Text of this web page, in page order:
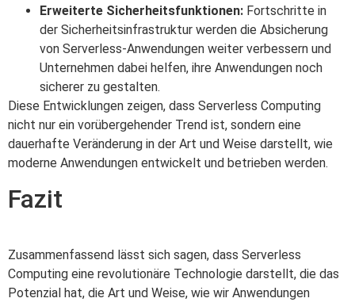
Erweiterte Sicherheitsfunktionen: Fortschritte in
der Sicherheitsinfrastruktur werden die Absicherung
von Serverless-Anwendungen weiter verbessern und
Unternehmen dabei helfen, ihre Anwendungen noch
sicherer zu gestalten.
Diese Entwicklungen zeigen, dass Serverless Computing
nicht nur ein vorübergehender Trend ist, sondern eine
dauerhafte Veränderung in der Art und Weise darstellt, wie
moderne Anwendungen entwickelt und betrieben werden.
Fazit
Zusammenfassend lässt sich sagen, dass Serverless
Computing eine revolutionäre Technologie darstellt, die das
Potenzial hat, die Art und Weise, wie wir Anwendungen